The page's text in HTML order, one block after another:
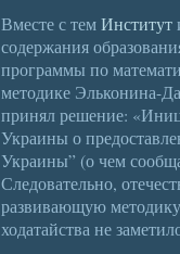
Вместе с темИнститут
содержания
программы по
методике Эльконина-
принял решение:
Украины о
Украины” (о чем
Следовательно,
развивающую
ходатайства не